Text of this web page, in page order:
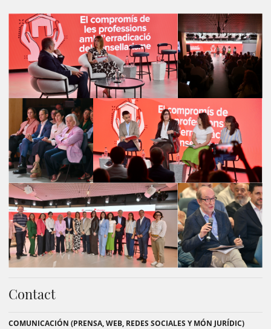
Contact
COMUNICACIÓN (PRENSA, WEB, REDES SOCIALES Y MÓN JURÍDIC)